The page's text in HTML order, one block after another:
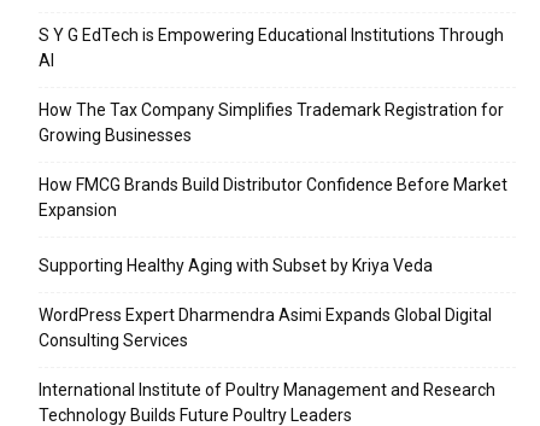
S Y G EdTech is Empowering Educational Institutions Through
AI
How The Tax Company Simplifies Trademark Registration for
Growing Businesses
How FMCG Brands Build Distributor Confidence Before Market
Expansion
Supporting Healthy Aging with Subset by Kriya Veda
WordPress Expert Dharmendra Asimi Expands Global Digital
Consulting Services
International Institute of Poultry Management and Research
Technology Builds Future Poultry Leaders